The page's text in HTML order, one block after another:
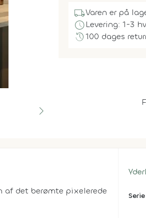
local_shippingVaren er på
scheduleLevering: 1-3
history100 dages
af det berømte pixelerede
Serie